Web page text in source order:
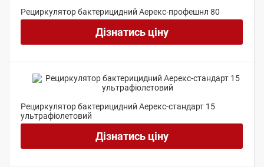
Рециркулятор бактерицидний Аерекс-профешнл 80
Дізнатись ціну
Рециркулятор бактерицидний Аерекс-стандарт 15
ультрафіолетовий
Дізнатись ціну